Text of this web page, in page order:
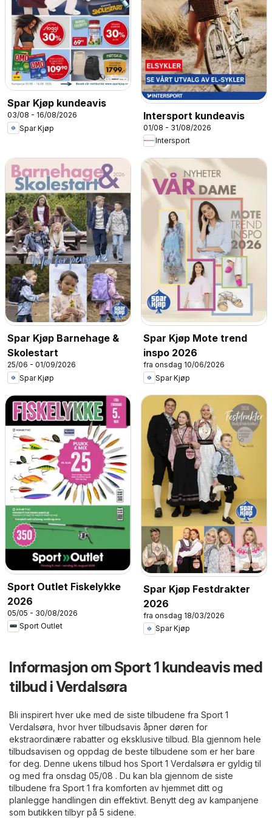
Spar Kjøp kundeavis
03/08 - 16/08/2026
Spar Kjøp
Intersport kundeavis
01/08 - 31/08/2026
Intersport
Spar Kjøp Barnehage &
Skolestart
25/06 - 01/09/2026
Spar Kjøp
Spar Kjøp Mote trend
inspo 2026
fra onsdag 10/06/2026
Spar Kjøp
Sport Outlet Fiskelykke
2026
05/05 - 30/08/2026
Sport Outlet
Spar Kjøp Festdrakter
2026
fra onsdag 18/03/2026
Spar Kjøp
Informasjon om Sport 1 kundeavis med
tilbud i Verdalsøra
Bli inspirert hver uke med de siste tilbudene fra Sport 1
Verdalsøra, hvor hver tilbudsavis åpner døren for
ekstraordinære rabatter og eksklusive tilbud. Bla gjennom hele
tilbudsavisen og oppdag de beste tilbudene som er her bare
for deg. Denne ukens tilbud hos Sport 1 Verdalsøra er gyldig til
og med fra onsdag 05/08 . Du kan bla gjennom de siste
tilbudene fra Sport 1 fra komforten av hjemmet ditt og
planlegge handlingen din effektivt. Benytt deg av kampanjene
som butikken tilbyr på 5 sidene.